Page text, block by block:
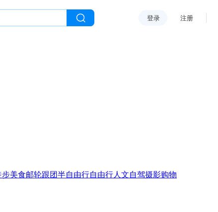
登录 注册
步美食邮轮跟团半自由行自由行人文自驾摄影购物